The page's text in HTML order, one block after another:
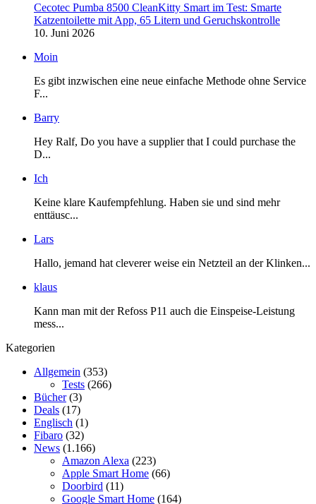
Cecotec Pumba 8500 CleanKitty Smart im Test: Smarte
Katzentoilette mit App, 65 Litern und Geruchskontrolle
10. Juni 2026
Moin
Es gibt inzwischen eine neue einfache Methode ohne Service
F...
Barry
Hey Ralf, Do you have a supplier that I could purchase the
D...
Ich
Keine klare Kaufempfehlung. Haben sie und sind mehr
enttäusc...
Lars
Hallo, jemand hat cleverer weise ein Netzteil an der Klinken...
klaus
Kann man mit der Refoss P11 auch die Einspeise-Leistung
mess...
Kategorien
Allgemein (353)
Tests (266)
Bücher(3)
Deals (17)
Englisch (1)
Fibaro (32)
News (1.166)
Amazon Alexa (223)
Apple Smart Home (66)
Doorbird (11)
Google Smart Home (164)